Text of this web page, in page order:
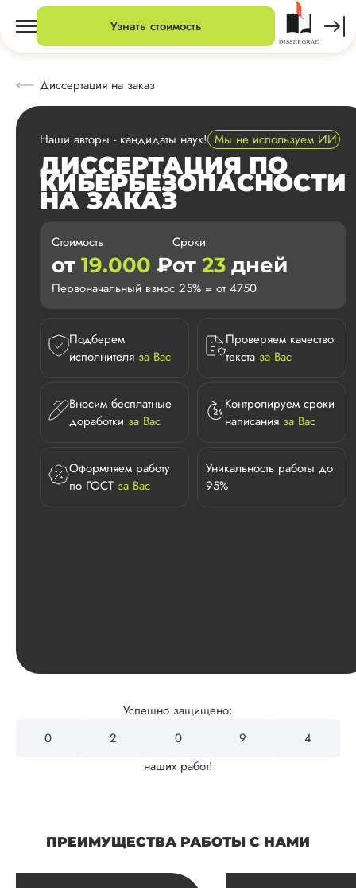
Узнать стоимость
Диссертация на заказ
Наши авторы - кандидаты наук! Мы не используем ИИ
ДИССЕРТАЦИЯ ПО
КИБЕРБЕЗОПАСНОСТИ
НА ЗАКАЗ
Стоимость
от 19.000 ₽
Сроки
от 23 дней
Первоначальный взнос 25% = от 4750
Подберем
исполнителя за Вас
Проверяем качество
текста за Вас
Вносим бесплатные
доработки за Вас
Контролируем сроки
написания за Вас
Оформляем работу
по ГОСТ за Вас
Уникальность работы до
95%
Успешно защищено:
2
3
4
2
0
наших работ!
ПРЕИМУЩЕСТВА РАБОТЫ С НАМИ